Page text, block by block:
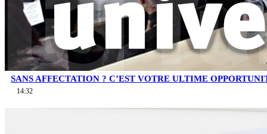
SANS AFFECTATION ? C’EST VOTRE ULTIME
14:32